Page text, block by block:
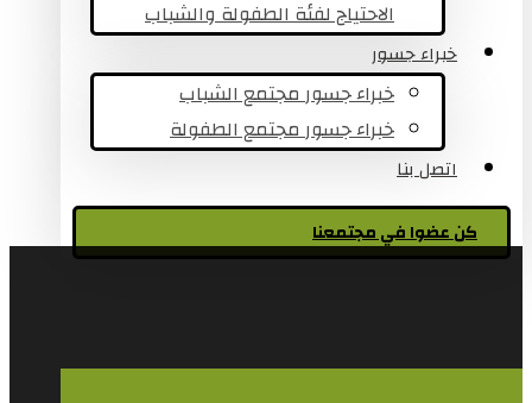
الاحتياج لفئة الطفولة والشباب
خبراء جسور
خبراء جسور مجتمع الشباب
خبراء جسور مجتمع الطفولة
اتصل بنا
كن عضوا في مجتمعنا